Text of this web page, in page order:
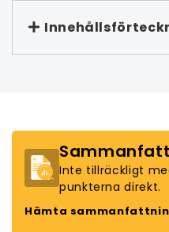
Inte tillräckligt
punkterna direkt.
Hämta